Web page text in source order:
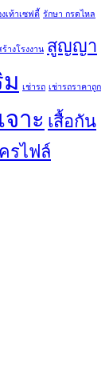
งเท้าเซฟตี้ รักษา กรดไหล
ร้างโรงงาน สูญญา
ม เช่ารถ เช่ารถราคาถูก
จาะ เสื้อกัน
รไฟล์